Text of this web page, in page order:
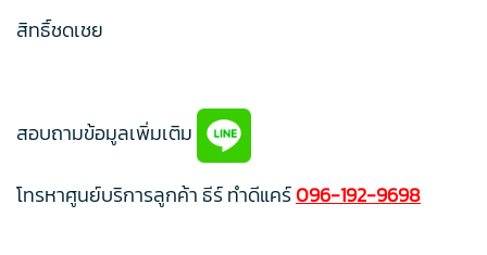
สิทธิ์ชดเชย
สอบถามข้อมูลเพิ่มเติม
โทรหาศูนย์บริการลูกค้า ธีร์ ทำดีแคร์096-192-9698